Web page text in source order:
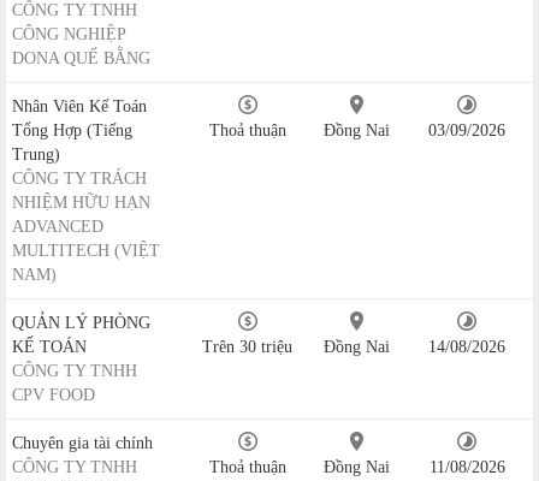
CÔNG TY TNHH
CÔNG NGHIỆP
DONA QUẾ BẰNG
Nhân Viên Kế Toán
Tổng Hợp (Tiếng
Trung)
CÔNG TY TRÁCH
NHIỆM HỮU HẠN
ADVANCED
MULTITECH (VIỆT
NAM)
Thoả thuận Đồng Nai 03/09/2026
QUẢN LÝ PHÒNG
KẾ TOÁN
CÔNG TY TNHH
CPV FOOD
Trên 30 triệu Đồng Nai 14/08/2026
Chuyên gia tài chính
CÔNG TY TNHH
Thoả thuận Đồng Nai 11/08/2026